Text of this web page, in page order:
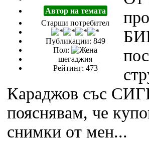
Автор на темата
Старши потребител
Публикации: 849
Пол:
шегаджия
Рейтинг: 473
Караджов със
пояснявам, че
снимки от мен...